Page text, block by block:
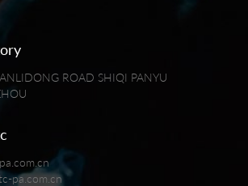
ROAD SHIQI PANYU
pa.com.cn